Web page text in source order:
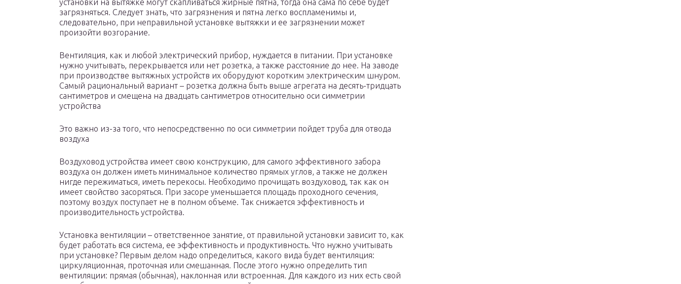
установки на вытяжке могут скапливаться жирные пятна, тогда она сама по себе будет
загрязняться. Следует знать, что загрязнения и пятна легко воспламенимы и,
следовательно, при неправильной установке вытяжки и ее загрязнении может
произойти возгорание.
Вентиляция, как и любой электрический прибор, нуждается в питании. При установке
нужно учитывать, перекрывается или нет розетка, а также расстояние до нее. На заводе
при производстве вытяжных устройств их оборудуют коротким электрическим шнуром.
Самый рациональный вариант – розетка должна быть выше агрегата на десять-тридцать
сантиметров и смещена на двадцать сантиметров относительно оси симметрии
устройства
Это важно из-за того, что непосредственно по оси симметрии пойдет труба для отвода
воздуха
Воздуховод устройства имеет свою конструкцию, для самого эффективного забора
воздуха он должен иметь минимальное количество прямых углов, а также не должен
нигде пережиматься, иметь перекосы. Необходимо прочищать воздуховод, так как он
имеет свойство засоряться. При засоре уменьшается площадь проходного сечения,
поэтому воздух поступает не в полном объеме. Так снижается эффективность и
производительность устройства.
Установка вентиляции – ответственное занятие, от правильной установки зависит то, как
будет работать вся система, ее эффективность и продуктивность. Что нужно учитывать
при установке? Первым делом надо определиться, какого вида будет вентиляция:
циркуляционная, проточная или смешанная. После этого нужно определить тип
вентиляции: прямая (обычная), наклонная или встроенная. Для каждого из них есть свой